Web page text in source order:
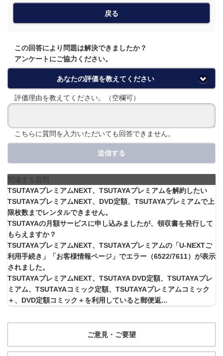
戻る
この回答により問題は解決できましたか？
アンケートにご協力ください。
あなたの評価を教えてください
評価理由を教えてください。（空欄可）
こちらに質問を入力いただいても回答できません。
送信する
関連する質問
TSUTAYAプレミアムNEXT、TSUTAYAプレミアムを解約したい
TSUTAYAプレミアムNEXT、DVD定額、TSUTAYAプレミアムで上
限枚数までレンタルできません。
TSUTAYAの月額サービスに申し込みましたが、領収書を発行して
もらえますか？
TSUTAYAプレミアムNEXT、TSUTAYAプレミアムの「U-NEXTご
利用手続き」「お客様情報ページ」でエラー（6522/7611）が表示
されました。
TSUTAYAプレミアムNEXT、TSUTAYA DVD定額、TSUTAYAプレ
ミアム、TSUTAYAコミック定額、TSUTAYAプレミアムコミック
＋、DVD定額コミック＋を利用していると郵便返...
ご意見・ご要望